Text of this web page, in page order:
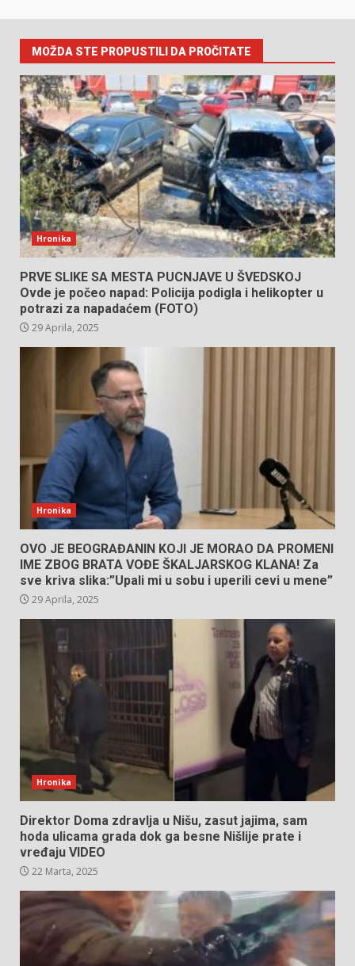
MOŽDA STE PROPUSTILI DA PROČITATE
Hronika
PRVE SLIKE SA MESTA PUCNJAVE U ŠVEDSKOJ
Ovde je počeo napad: Policija podigla i helikopter u
potrazi za napadaćem (FOTO)
29 Aprila, 2025
Hronika
OVO JE BEOGRAĐANIN KOJI JE MORAO DA PROMENI
IME ZBOG BRATA VOĐE ŠKALJARSKOG KLANA! Za
sve kriva slika:”Upali mi u sobu i uperili cevi u mene”
29 Aprila, 2025
Hronika
Direktor Doma zdravlja u Nišu, zasut jajima, sam
hoda ulicama grada dok ga besne Nišlije prate i
vređaju VIDEO
22 Marta, 2025